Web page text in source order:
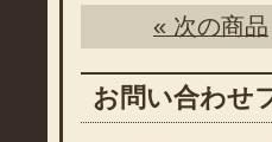
« 次の商品
お問い合わせ